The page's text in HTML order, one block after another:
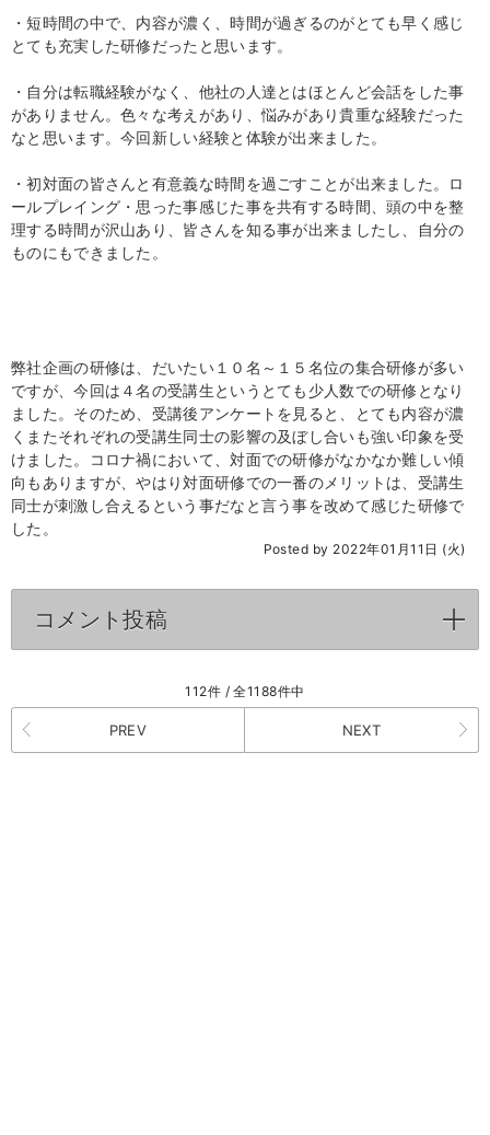
・短時間の中で、内容が濃く、時間が過ぎるのがとても早く感じ
とても充実した研修だったと思います。
・自分は転職経験がなく、他社の人達とはほとんど会話をした事
がありません。色々な考えがあり、悩みがあり貴重な経験だった
なと思います。今回新しい経験と体験が出来ました。
・初対面の皆さんと有意義な時間を過ごすことが出来ました。ロ
ールプレイング・思った事感じた事を共有する時間、頭の中を整
理する時間が沢山あり、皆さんを知る事が出来ましたし、自分の
ものにもできました。
弊社企画の研修は、だいたい１０名～１５名位の集合研修が多い
ですが、今回は４名の受講生というとても少人数での研修となり
ました。そのため、受講後アンケートを見ると、とても内容が濃
くまたそれぞれの受講生同士の影響の及ぼし合いも強い印象を受
けました。コロナ禍において、対面での研修がなかなか難しい傾
向もありますが、やはり対面研修での一番のメリットは、受講生
同士が刺激し合えるという事だなと言う事を改めて感じた研修で
した。
Posted by 2022年01月11日 (火)
コメント投稿
112件 / 全1188件中
PREV NEXT